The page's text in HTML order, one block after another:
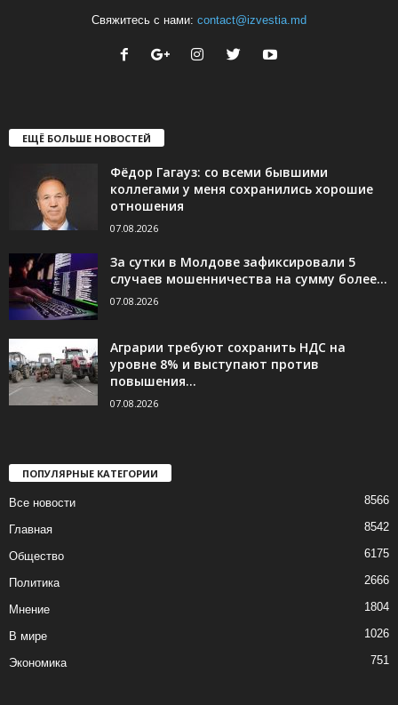
Свяжитесь с нами: contact@izvestia.md
ЕЩЁ БОЛЬШЕ НОВОСТЕЙ
Фёдор Гагауз: со всеми бывшими
коллегами у меня сохранились хорошие
отношения
07.08.2026
За сутки в Молдове зафиксировали 5
случаев мошенничества на сумму более...
07.08.2026
Аграрии требуют сохранить НДС на
уровне 8% и выступают против
повышения...
07.08.2026
ПОПУЛЯРНЫЕ КАТЕГОРИИ
Все новости 8566
Главная 8542
Общество 6175
Политика 2666
Мнение 1804
В мире 1026
Экономика 751